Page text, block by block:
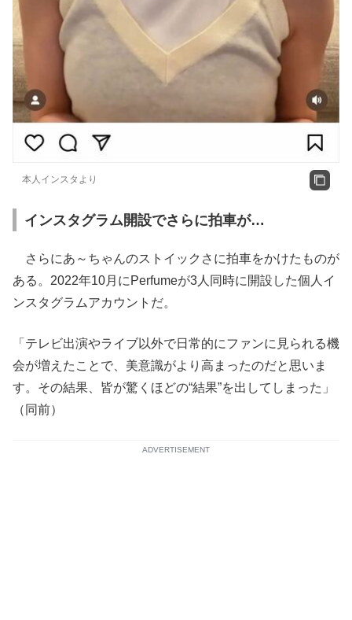
本人インスタより
インスタグラム開設でさらに拍車が…
さらにあ～ちゃんのストイックさに拍車をかけたものが
ある。2022年10月にPerfumeが3人同時に開設した個人イ
ンスタグラムアカウントだ。
「テレビ出演やライブ以外で日常的にファンに見られる機
会が増えたことで、美意識がより高まったのだと思いま
す。その結果、皆が驚くほどの“結果”を出してしまった」
（同前）
ADVERTISEMENT